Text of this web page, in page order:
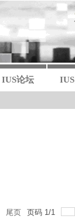
IUS论坛
尾页 页码 1/1